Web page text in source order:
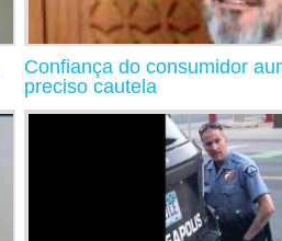
Confiança do consumidor
preciso cautela